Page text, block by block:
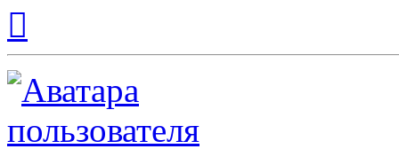
началу